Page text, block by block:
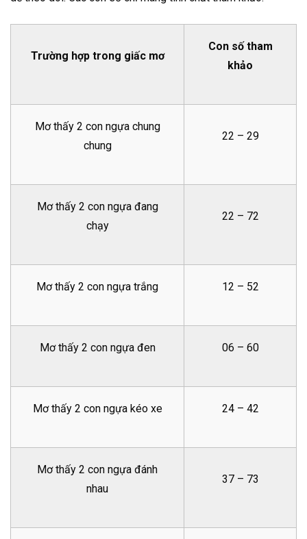
Trường hợp trong giấc mơ
Con số tham
khảo
Mơ thấy 2 con ngựa chung
chung
22 – 29
Mơ thấy 2 con ngựa đang
chạy
22 – 72
Mơ thấy 2 con ngựa trắng 12 – 52
Mơ thấy 2 con ngựa đen 06 – 60
Mơ thấy 2 con ngựa kéo xe 24 – 42
Mơ thấy 2 con ngựa đánh
nhau
37 – 73